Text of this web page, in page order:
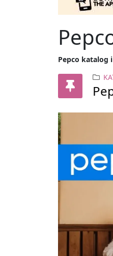
Pepco katalog